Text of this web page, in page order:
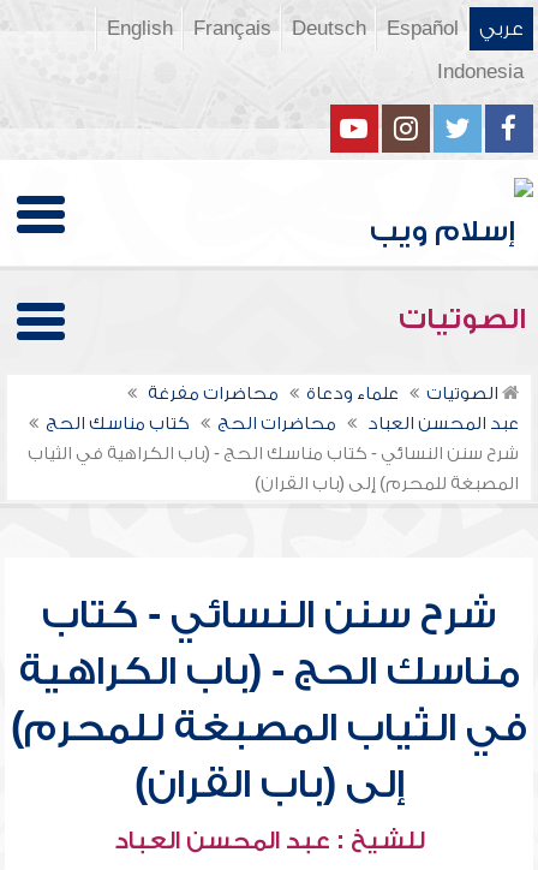
عربي Español
Deutsch
Français
English
Indonesia
الصوتيات
الصوتيات علماء ودعاة
محاضرات مفرغة
عبد المحسن العباد
محاضرات الحج
كتاب مناسك الحج
شرح سنن النسائي - كتاب مناسك الحج - (باب الكراهية في الثياب
المصبغة للمحرم) إلى (باب القران)
شرح سنن النسائي - كتاب
مناسك الحج - (باب الكراهية
في الثياب المصبغة للمحرم)
إلى (باب القران)
للشيخ : عبد المحسن العباد